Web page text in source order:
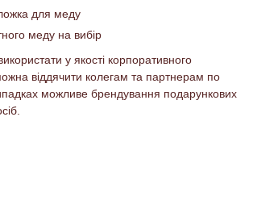
для меду
меду на вибір
у якості корпоративного
віддячити колегам та партнерам по
можливе брендування подарункових